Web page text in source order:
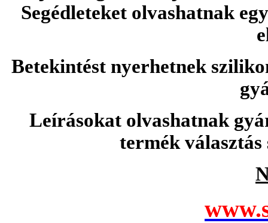
Segédleteket olvashatnak
Betekintést nyerhetnek
Leírásokat olvashatnak
termék